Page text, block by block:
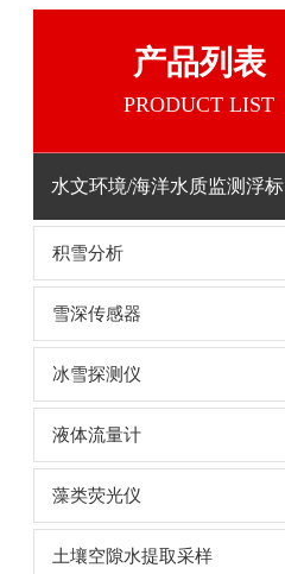
产品列表
PRODUCT LIST
水文环境/海洋水质监测浮标
积雪分析
雪深传感器
冰雪探测仪
液体流量计
藻类荧光仪
土壤空隙水提取采样